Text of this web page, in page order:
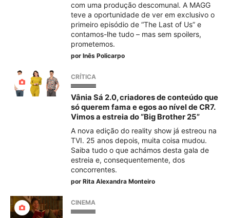
com uma produção descomunal. A MAGG
teve a oportunidade de ver em exclusivo o
primeiro episódio de “The Last of Us” e
contamos-lhe tudo – mas sem spoilers,
prometemos.
por Inês Policarpo
CRÍTICA
Vânia Sá 2.0, criadores de conteúdo que
só querem fama e egos ao nível de CR7.
Vimos a estreia do “Big Brother 25”
A nova edição do reality show já estreou na
TVI. 25 anos depois, muita coisa mudou.
Saiba tudo o que achámos desta gala de
estreia e, consequentemente, dos
concorrentes.
por Rita Alexandra Monteiro
CINEMA